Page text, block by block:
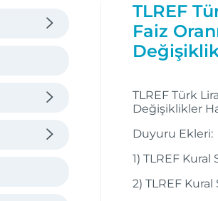
TLREF
Faiz
TLREF Türk
Değişiklikler
Duyuru Ekleri:
1) TLREF
2) TLREF